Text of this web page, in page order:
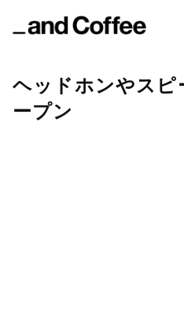
ヘッドホンやスピ
ープン